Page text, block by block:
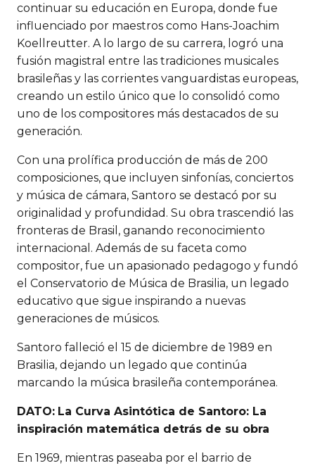
continuar su educación en Europa, donde fue
influenciado por maestros como Hans-Joachim
Koellreutter. A lo largo de su carrera, logró una
fusión magistral entre las tradiciones musicales
brasileñas y las corrientes vanguardistas europeas,
creando un estilo único que lo consolidó como
uno de los compositores más destacados de su
generación.
Con una prolífica producción de más de 200
composiciones, que incluyen sinfonías, conciertos
y música de cámara, Santoro se destacó por su
originalidad y profundidad. Su obra trascendió las
fronteras de Brasil, ganando reconocimiento
internacional. Además de su faceta como
compositor, fue un apasionado pedagogo y fundó
el Conservatorio de Música de Brasilia, un legado
educativo que sigue inspirando a nuevas
generaciones de músicos.
Santoro falleció el 15 de diciembre de 1989 en
Brasilia, dejando un legado que continúa
marcando la música brasileña contemporánea.
DATO: La Curva Asintótica de Santoro: La
inspiración matemática detrás de su obra
En 1969, mientras paseaba por el barrio de